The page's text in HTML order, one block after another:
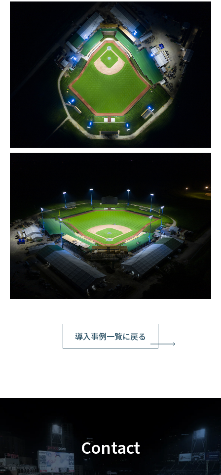
導入事例一覧に戻る
Contact